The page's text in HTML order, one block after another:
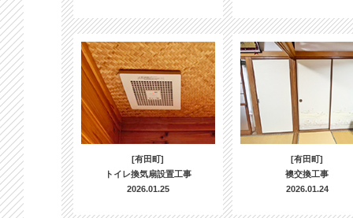
[有田町]
トイレ換気扇設置工事
2026.01.25
[有田町]
襖交換工事
2026.01.24